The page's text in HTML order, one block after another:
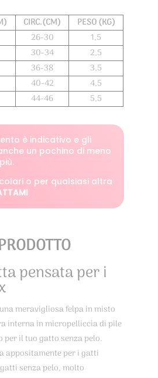
pensata per i
meravigliosa felpa in misto
interna in micropelliccia di pile
per il tuo gatto senza pelo.
appositamente per i gatti
senza pelo, molto
CIRC.(CM)
PESO (KG)
26-30
1,5
30-34
2,5
36-38
3,5
40-42
4,5
44-46 5,5
è indicativo e gli
un pochino di meno
o per qualsiasi altra